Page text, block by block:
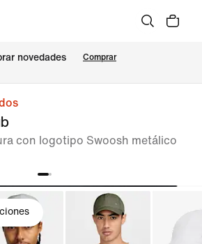
novedades Comprar
con logotipo Swoosh metálico